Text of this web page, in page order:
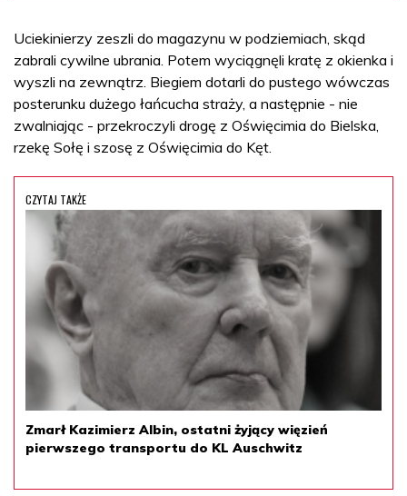
Uciekinierzy zeszli do magazynu w podziemiach, skąd
zabrali cywilne ubrania. Potem wyciągnęli kratę z okienka i
wyszli na zewnątrz. Biegiem dotarli do pustego wówczas
posterunku dużego łańcucha straży, a następnie - nie
zwalniając - przekroczyli drogę z Oświęcimia do Bielska,
rzekę Sołę i szosę z Oświęcimia do Kęt.
CZYTAJ TAKŻE
Zmarł Kazimierz Albin, ostatni żyjący więzień
pierwszego transportu do KL Auschwitz